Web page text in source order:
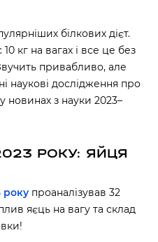
білкових дієт.
кг на вагах і все це без
привабливо, але
наукові дослідження про
новинах з науки 2023–
РОКУ: ЯЙЦЯ
року проаналізував 32
яєць на вагу та склад